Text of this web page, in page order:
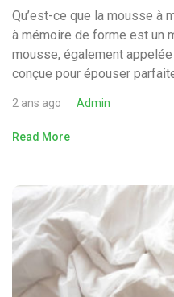
Qu’est-ce que la mousse à
à mémoire de forme est un
mousse, également
conçue pour épouser
2 ans ago Admin
Read More